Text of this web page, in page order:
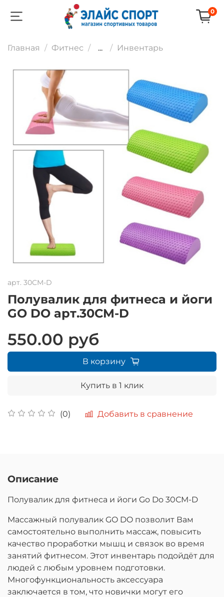
0
Главная Фитнес ... Инвентарь
арт. 30CM-D
Полувалик для фитнеса и йоги
GO DO арт.30CM-D
(0) Добавить в сравнение
550.00 руб
В корзину
Купить в 1 клик
Описание
Полувалик для фитнеса и йоги Go Do 30СМ-D
Массажный полувалик GO DO позволит Вам
самостоятельно выполнить массаж, повысить
качество проработки мышц и связок во время
занятий фитнесом. Этот инвентарь подойдёт для
людей с любым уровнем подготовки.
Многофункциональность аксессуара
заключается в том, что новички могут его